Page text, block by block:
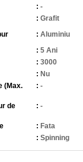
: -
: Grafit
: Aluminiu
: 5 Ani
: 3000
: Nu
(Max.
: -
de
: -
: Fata
: Spinning